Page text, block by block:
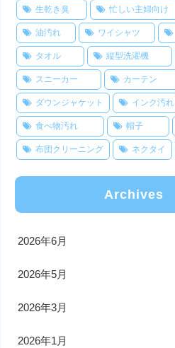
生乾き臭 忙しい主婦向け
油汚れ ワイシャツ
タオル 縦型洗濯機
スニーカー カーテン
ダウンジャケット インク汚れ
食べ物汚れ 帽子
布団クリーニング ネクタイ
Archives
2026年6月
2026年5月
2026年3月
2026年1月